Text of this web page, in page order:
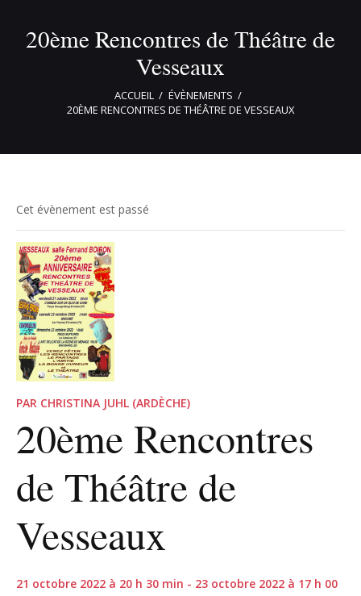
20ème Rencontres de Théâtre de
Vesseaux
ACCUEIL
ÉVÈNEMENTS
20ÈME RENCONTRES DE THÉÂTRE DE VESSEAUX
Cet évènement est passé
PAR CHRISTINA JUHL (ARDÈCHE)
20ème Rencontres
de Théâtre de
Vesseaux
21 octobre 2022 à 20 h 30 min - 23 octobre 2022 à 17 h 00